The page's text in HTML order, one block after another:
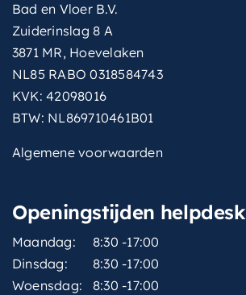
Bad en Vloer B.V.
Zuiderinslag 8 A
3871 MR, Hoevelaken
NL85 RABO 0318584743
KVK: 42098016
BTW: NL869710461B01
Algemene voorwaarden
Openingstijden helpdesk
Maandag:
8:30 -17:00
Dinsdag:
8:30 -17:00
Woensdag:
8:30 -17:00